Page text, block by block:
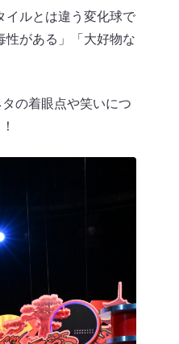
イルとは違う変化球で
性がある」「大好物な
の着眼点や笑いにつ